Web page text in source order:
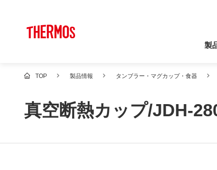
製
TOP 製品情報 タンブラー・マグカップ・食器
真空断熱カップ/JDH-